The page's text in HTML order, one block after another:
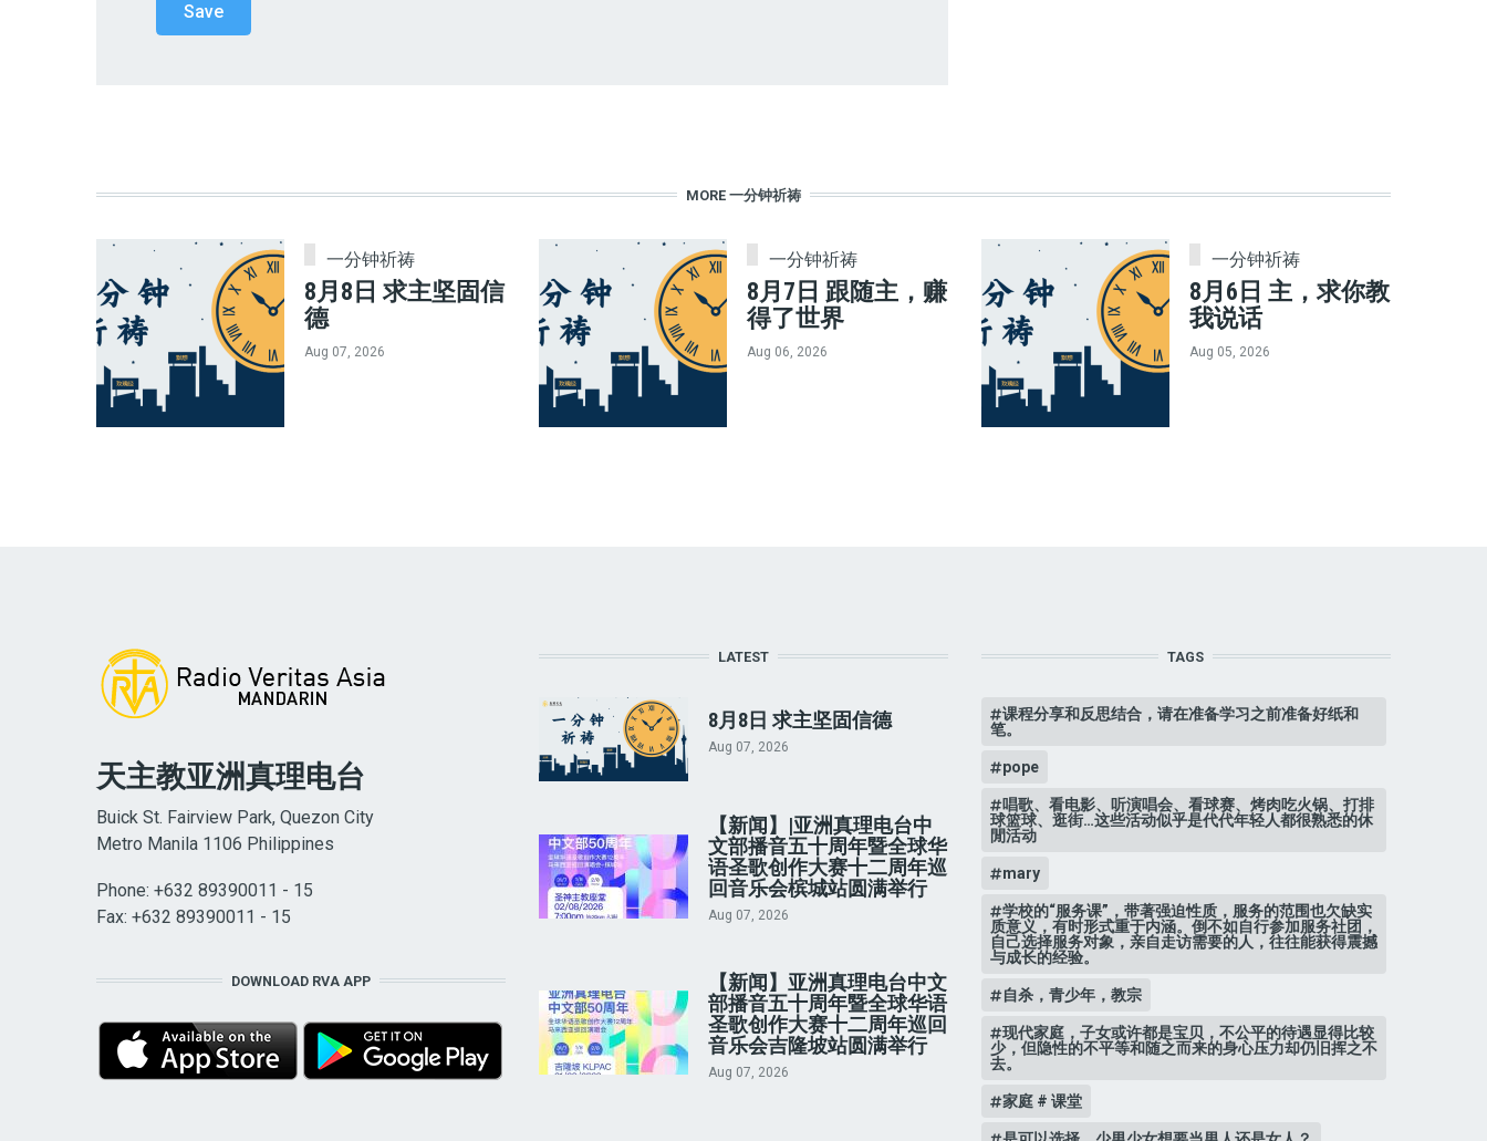
MORE 一分钟祈祷
一分钟祈祷
8月8日 求主坚固信
德
Aug 07, 2026
一分钟祈祷
8月7日 跟随主，赚
得了世界
Aug 06, 2026
一分钟祈祷
8月6日 主，求你教
我说话
Aug 05, 2026
天主教亚洲真理电台
Buick St. Fairview Park, Quezon City
Metro Manila 1106 Philippines
Phone: +632 89390011 - 15
Fax: +632 89390011 - 15
DOWNLOAD RVA APP
LATEST
8月8日 求主坚固信德
Aug 07, 2026
【新闻】|亚洲真理电台中
文部播音五十周年暨全球华
语圣歌创作大赛十二周年巡
回音乐会槟城站圆满举行
Aug 07, 2026
【新闻】亚洲真理电台中文
部播音五十周年暨全球华语
圣歌创作大赛十二周年巡回
音乐会吉隆坡站圆满举行
Aug 07, 2026
TAGS
课程分享和反思结合，请在准备学习之前准备好纸和
笔。
pope
唱歌、看电影、听演唱会、看球赛、烤肉吃火锅、打排
球篮球、逛街…这些活动似乎是代代年轻人都很熟悉的休
閒活动
mary
学校的“服务课”，带著强迫性质，服务的范围也欠缺实
质意义，有时形式重于内涵。倒不如自行参加服务社团，
自己选择服务对象，亲自走访需要的人，往往能获得震撼
与成长的经验。
自杀，青少年，教宗
现代家庭，子女或许都是宝贝，不公平的待遇显得比较
少，但隐性的不平等和随之而来的身心压力却仍旧挥之不
去。
家庭 # 课堂